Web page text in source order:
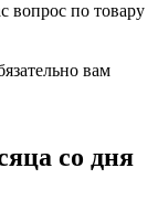
вопрос по товару
вам
со дня